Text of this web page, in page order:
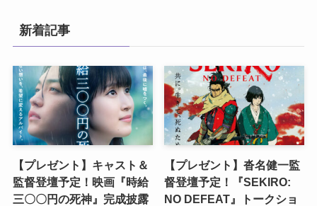
新着記事
【プレゼント】キャスト＆
監督登壇予定！映画『時給
三〇〇円の死神』完成披露
【プレゼント】沓名健一監
督登壇予定！『SEKIRO:
NO DEFEAT』トークショ